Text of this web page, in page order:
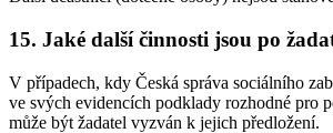
15. Jaké další činnosti jsou po
V případech, kdy Česká správa sociálního
ve svých evidencích podklady rozhodné pro
může být žadatel vyzván k jejich předložení.